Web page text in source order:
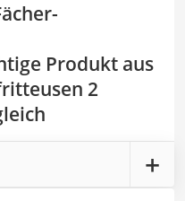
Produkt aus
2